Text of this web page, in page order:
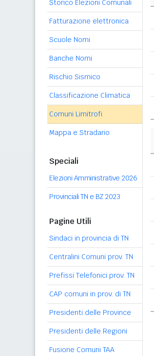
Storico Elezioni Comunali
Fatturazione elettronica
Scuole Nomi
Banche Nomi
Rischio Sismico
Classificazione Climatica
Comuni Limitrofi
Mappa e Stradario
Speciali
Elezioni Amministrative 2026
Provinciali TN e BZ 2023
Pagine Utili
Sindaci in provincia di TN
Centralini Comuni prov. TN
Prefissi Telefonici prov. TN
CAP comuni in prov. di TN
Presidenti delle Province
Presidenti delle Regioni
Fusione Comuni TAA